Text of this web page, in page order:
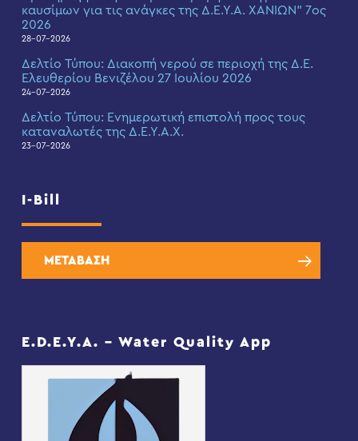
καυσίμων για τις ανάγκες της Δ.Ε.Υ.Α. ΧΑΝΙΩΝ” 7ος
2026
28-07-2026
Δελτίο Τύπου: Διακοπή νερού σε περιοχή της Δ.Ε.
Ελευθερίου Βενιζέλου 27 Ιουλίου 2026
24-07-2026
Δελτίο Τύπου: Eνημερωτική επιστολή προς τους
καταναλωτές της Δ.Ε.Υ.Α.Χ.
23-07-2026
I-Bill
ΜΕΤΑΒΑΣΗ
E.D.E.Y.A. – Water Quality App